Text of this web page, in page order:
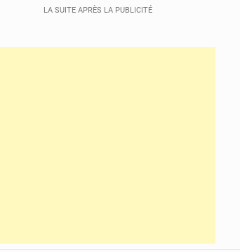
LA SUITE APRÈS LA PUBLICITÉ